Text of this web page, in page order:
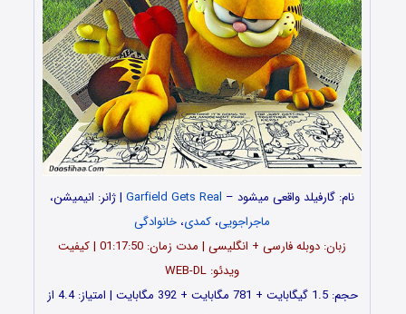
نام: گارفیلد واقعی میشود – Garfield Gets Real | ژانر: انیمیشن،
ماجراجویی، کمدی، خانوادگی
زبان: دوبله فارسی + انگلیسی | مدت زمان: 01:17:50 | کیفیت
ویدئو: WEB-DL
حجم: 1.5 گیگابایت + 781 مگابایت + 392 مگابایت | امتیاز: 4.4 از